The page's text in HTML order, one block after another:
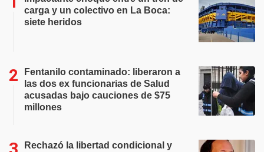
carga y un colectivo en La Boca:
siete heridos
Fentanilo contaminado: liberaron a
las dos ex funcionarias de Salud
acusadas bajo cauciones de $75
millones
Rechazó la libertad condicional y